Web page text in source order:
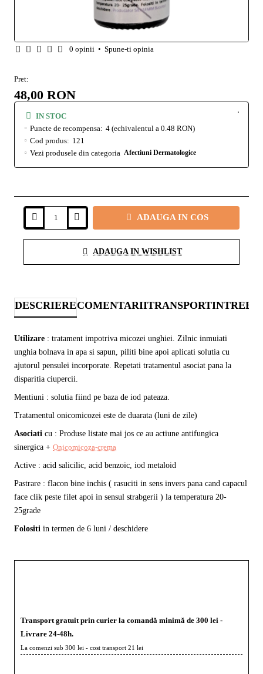
0 opinii • Spune-ti opinia
Pret:
48,00 RON
IN STOC
Puncte de recompensa: 4 (echivalentul a 0.48 RON)
Cod produs: 121
Vezi produsele din categoria Afectiuni Dermatologice
ADAUGA IN COS
ADAUGA IN WISHLIST
DESCRIERECOMENTARIITRANSPORT
Utilizare : tratament impotriva micozei unghiei. Zilnic inmuiati
unghia bolnava in apa si sapun, piliti bine apoi aplicati solutia cu
ajutorul pensulei incorporate. Repetati tratamentul asociat pana la
disparitia ciupercii.
Mentiuni : solutia fiind pe baza de iod pateaza.
Tratamentul onicomicozei este de duarata (luni de zile)
Asociati cu : Produse listate mai jos ce au actiune antifungica
sinergica + Onicomicoza-crema
Active : acid salicilic, acid benzoic, iod metaloid
Pastrare : flacon bine inchis ( rasuciti in sens invers pana cand capacul
face clik peste filet apoi in sensul strabgerii ) la temperatura 20-
25grade
Folositi in termen de 6 luni / deschidere
Transport gratuit prin curier la comandă minimă de 300 lei -
Livrare 24-48h.
La comenzi sub 300 lei - cost transport 21 lei